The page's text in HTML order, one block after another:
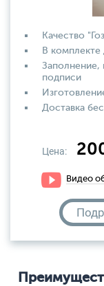
Качество
В
Заполнение,
подписи
Доставка
Цена:
Видео